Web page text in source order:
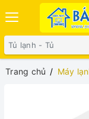
Trang chủ Máy